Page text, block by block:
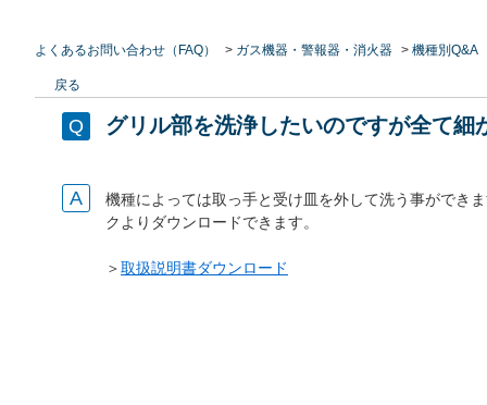
よくあるお問い合わせ（FAQ） > ガス機器・警報器・消火器 > 機種別Q&A
戻る
グリル部を洗浄したいのですが全て
機種によっては取っ手と受け皿を外して洗う事ができ
クよりダウンロードできます。
＞取扱説明書ダウンロード